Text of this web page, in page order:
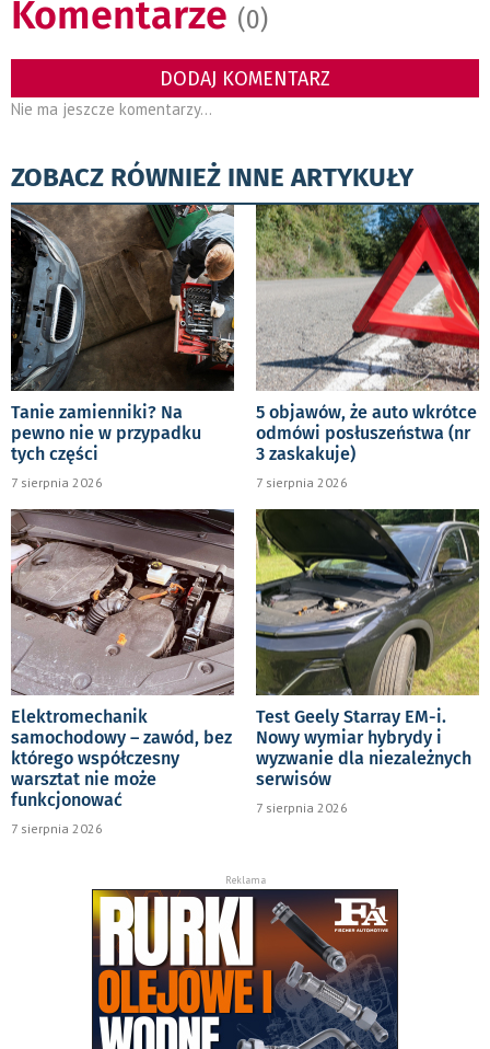
Komentarze (0)
DODAJ KOMENTARZ
Nie ma jeszcze komentarzy...
ZOBACZ RÓWNIEŻ INNE ARTYKUŁY
Tanie zamienniki? Na
pewno nie w przypadku
tych części
7 sierpnia 2026
5 objawów, że auto wkrótce
odmówi posłuszeństwa (nr
3 zaskakuje)
7 sierpnia 2026
Elektromechanik
samochodowy – zawód, bez
którego współczesny
warsztat nie może
funkcjonować
7 sierpnia 2026
Test Geely Starray EM-i.
Nowy wymiar hybrydy i
wyzwanie dla niezależnych
serwisów
7 sierpnia 2026
Reklama